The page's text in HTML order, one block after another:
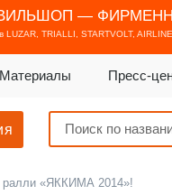
—
LUZAR, TRIALLI, STARTVOLT,
Материалы Пресс-
ралли «ЯККИМА 2014»!